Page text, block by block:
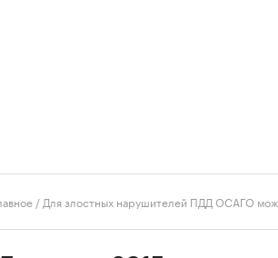
/ Для злостных нарушителей ПДД ОСАГО